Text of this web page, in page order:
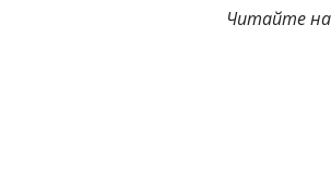
Читайте